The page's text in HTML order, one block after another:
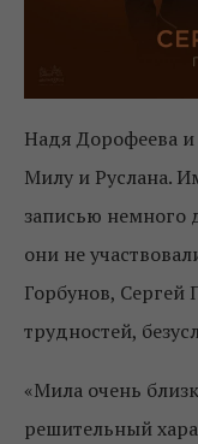
Надя Дорофеева и
Милу и Руслана.
записью немного
они не
Горбунов, Сергей
трудностей,
«Мила очень
решительный